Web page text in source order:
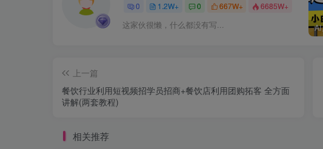
0 1.2W+ 0 667W+ 6685W+
这家伙很懒，什么都没有写...
上一篇
餐饮行业利用短视频招学员招商+餐饮店利用团购拓客 全方面
讲解(两套教程)
相关推荐